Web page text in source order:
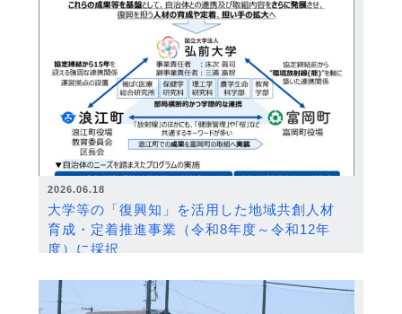
2026.06.18
大学等の「復興知」を活用した地域共創人材
育成・定着推進事業（令和8年度～令和12年
度）に採択